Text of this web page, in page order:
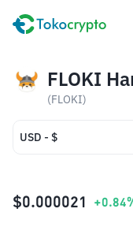
FLOKI
(FLOKI)
USD - $
IDR - Rp
$0.000021